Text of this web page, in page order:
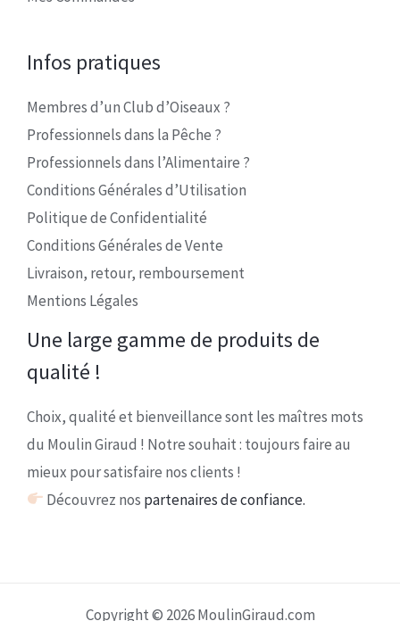
Infos pratiques
Membres d’un Club d’Oiseaux ?
Professionnels dans la Pêche ?
Professionnels dans l’Alimentaire ?
Conditions Générales d’Utilisation
Politique de Confidentialité
Conditions Générales de Vente
Livraison, retour, remboursement
Mentions Légales
Une large gamme de produits de
qualité !
Choix, qualité et bienveillance sont les maîtres mots
du Moulin Giraud ! Notre souhait : toujours faire au
mieux pour satisfaire nos clients !
Découvrez nos partenaires de confiance.
Copyright © 2026 MoulinGiraud.com